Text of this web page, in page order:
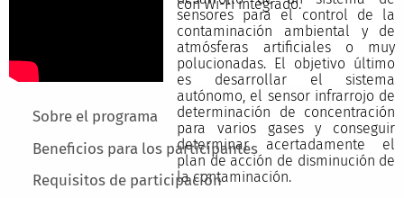
Main menu
Sobre el programa
Beneficios para los participantes
Requisitos de participación
con Wi-Fi integrado.
sensores para el control de la
contaminación ambiental y de
atmósferas artificiales o muy
polucionadas. El objetivo último
es desarrollar el sistema
autónomo, el sensor infrarrojo de
determinación de concentración
para varios gases y conseguir
determinar acertadamente el
plan de acción de disminución de
la contaminación.